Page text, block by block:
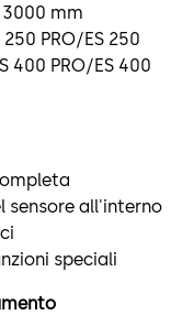
mm
PRO/ES 250
400 PRO/ES 400
sensore all'interno
speciali